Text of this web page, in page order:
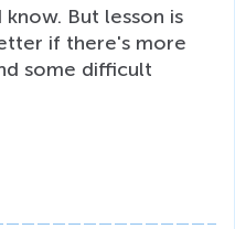
But lesson is
if there's more
some difficult